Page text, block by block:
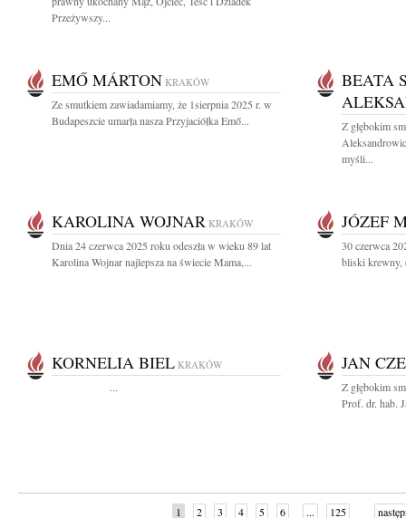
Przeżywszy...
EMŐ MÁRTON KRAKÓW
Ze smutkiem zawiadamiamy, że 1sierpnia 2025 r. w
Budapeszcie umarła nasza Przyjaciółka Emő...
BEATA
Z głębokim
myśli...
KAROLINA WOJNAR KRAKÓW
Dnia 24 czerwca 2025 roku odeszła w wieku 89 lat
Karolina Wojnar najlepsza na świecie Mama,...
JÓZEF
30 czerwca
bliski krewny,
KORNELIA BIEL KRAKÓW
...
JAN
Z głębokim
Prof. dr. hab.
1 2 3 4 5 6 ... 125